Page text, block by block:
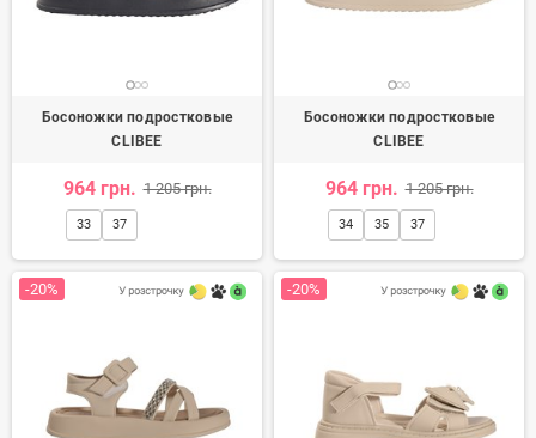
Босоножки подростковые
CLIBEE
964 грн. 1 205 грн.
33 37
Босоножки подростковые
CLIBEE
964 грн. 1 205 грн.
34 35 37
-20% -20%